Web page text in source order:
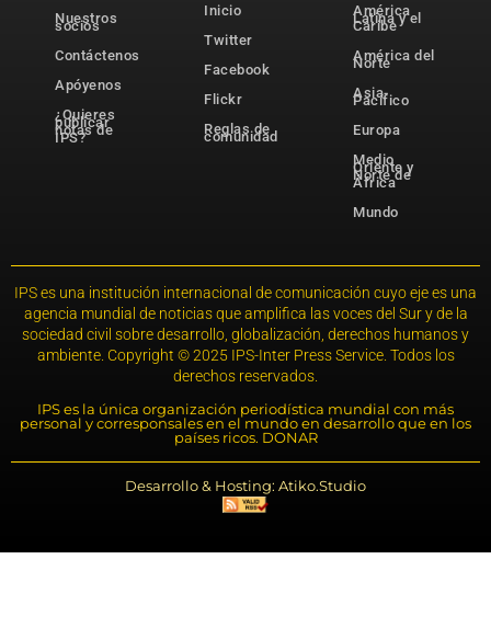
Nuestros
socios
Contáctenos
Apóyenos
¿Quieres
publicar
notas de
IPS?
Inicio
Twitter
Facebook
Flickr
Reglas de
comunidad
América
Latina y el
Caribe
América del
Norte
Asia-
Pacífico
Europa
Medio
Oriente y
Norte de
África
Mundo
IPS es una institución internacional de comunicación cuyo eje es una
agencia mundial de noticias que amplifica las voces del Sur y de la
sociedad civil sobre desarrollo, globalización, derechos humanos y
ambiente. Copyright © 2025 IPS-Inter Press Service. Todos los
derechos reservados.
IPS es la única organización periodística mundial con más
personal y corresponsales en el mundo en desarrollo que en los
países ricos. DONAR
Desarrollo & Hosting: Atiko.Studio